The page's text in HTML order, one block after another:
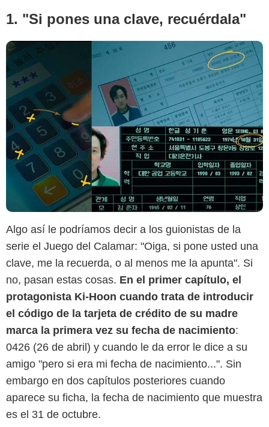
1. "Si pones una clave, recuérdala"
Algo así le podríamos decir a los guionistas de la
serie el Juego del Calamar: "Oiga, si pone usted una
clave, me la recuerda, o al menos me la apunta". Si
no, pasan estas cosas. En el primer capítulo, el
protagonista Ki-Hoon cuando trata de introducir
el código de la tarjeta de crédito de su madre
marca la primera vez su fecha de nacimiento:
0426 (26 de abril) y cuando le da error le dice a su
amigo "pero si era mi fecha de nacimiento...". Sin
embargo en dos capítulos posteriores cuando
aparece su ficha, la fecha de nacimiento que muestra
es el 31 de octubre.